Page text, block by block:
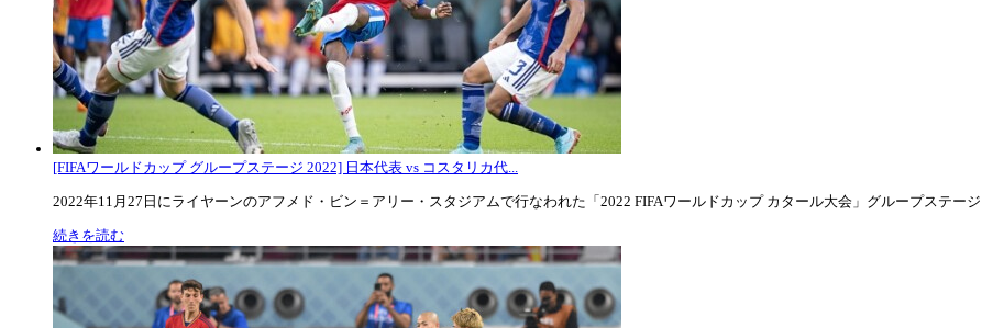
[FIFAワールドカップ グループステージ 2022] 日本代表 vs コスタリカ代...
2022年11月27日にライヤーンのアフメド・ビン＝アリー・スタジアムで行なわれた「2022 FIFAワールドカップ カタール大会」グループステー
続きを読む